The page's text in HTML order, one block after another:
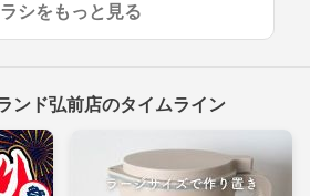
シをもっと見る
ンド弘前店のタイムライン